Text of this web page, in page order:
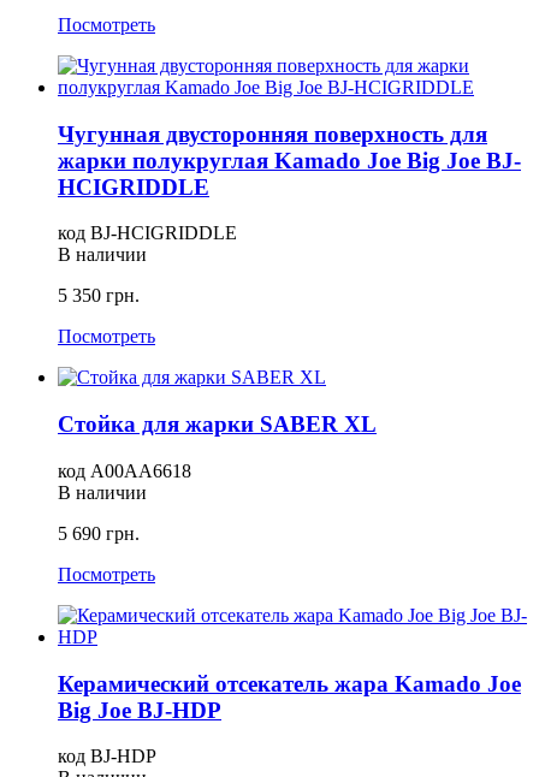
Посмотреть
Чугунная двусторонняя поверхность для
жарки полукруглая Kamado Joe Big Joe BJ-
HCIGRIDDLE
код BJ-HCIGRIDDLE
В наличии
5 350 грн.
Посмотреть
Стойка для жарки SABER XL
код A00AA6618
В наличии
5 690 грн.
Посмотреть
Керамический отсекатель жара Kamado Joe
Big Joe BJ-HDP
код BJ-HDP